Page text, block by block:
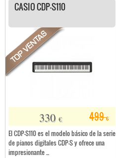
CASIO CDP-S110
499€
330 €
El CDP-S110 es el modelo básico de la serie
de pianos digitales CDP-S y ofrece una
impresionante ...